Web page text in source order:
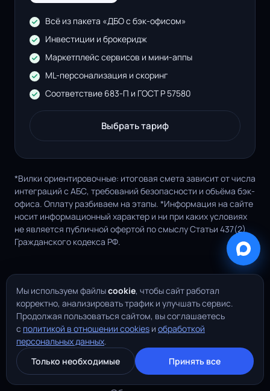
Всё из пакета «ДБО с бэк-офисом»
Инвестиции и брокеридж
Маркетплейс сервисов и мини-аппы
ML-персонализация и скоринг
Соответствие 683-П и ГОСТ Р 57580
Выбрать тариф
*Вилки ориентировочные: итоговая смета зависит от числа
интеграций с АБС, требований безопасности и объёма бэк-
офиса. Оплату разбиваем на этапы. *Информация на сайте
носит информационный характер и ни при каких условиях
не является публичной офертой по смыслу Статьи 437(2)
Гражданского кодекса РФ.
Кому подходит разработка
и когда мы не берёмся
Заказная разработка мобильного банка
Мы используем файлыcookie, чтобы сайт работал
корректно, анализировать трафик и улучшать сервис.
Продолжая пользоваться сайтом, вы соглашаетесь
с политикой в отношении cookies и обработкой
персональных данных.
Только необходимые
Принять все